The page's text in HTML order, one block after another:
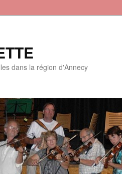
dans la région d'Annecy